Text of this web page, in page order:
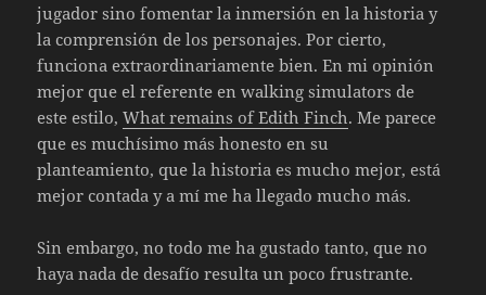
jugador sino fomentar la inmersión en la historia y
la comprensión de los personajes. Por cierto,
funciona extraordinariamente bien. En mi opinión
mejor que el referente en walking simulators de
este estilo,What remains of Edith Finch. Me parece
que es muchísimo más honesto en su
planteamiento, que la historia es mucho mejor, está
mejor contada y a mí me ha llegado mucho más.
Sin embargo, no todo me ha gustado tanto, que no
haya nada de desafío resulta un poco frustrante.